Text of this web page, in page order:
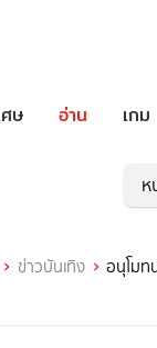
ษ อ่าน เกม
ห
ข่าวบันเทิง อนุโมท